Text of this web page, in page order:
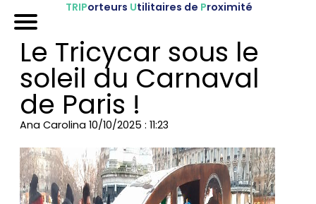
TRIPorteurs Utilitaires de Proximité
Nos véhicules
Références
Sur-mesure
Mariages
Blog
Le Tricycar sous le
soleil du Carnaval
de Paris !
Ana Carolina 10/10/2025 : 11:23